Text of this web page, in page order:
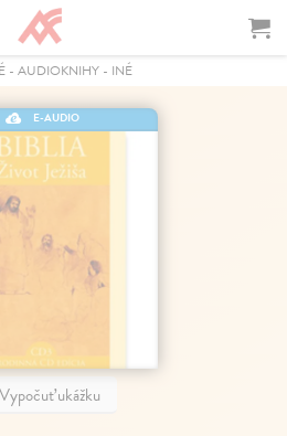
- AUDIOKNIHY- INÉ
E-AUDIO
ukážku